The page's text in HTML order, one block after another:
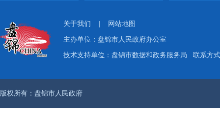
关于我们 网站地图
主办单位：盘锦市人民政府办公室
技术支持单位：盘锦市数据和政务服务局 联系方
版权所有：盘锦市人民政府